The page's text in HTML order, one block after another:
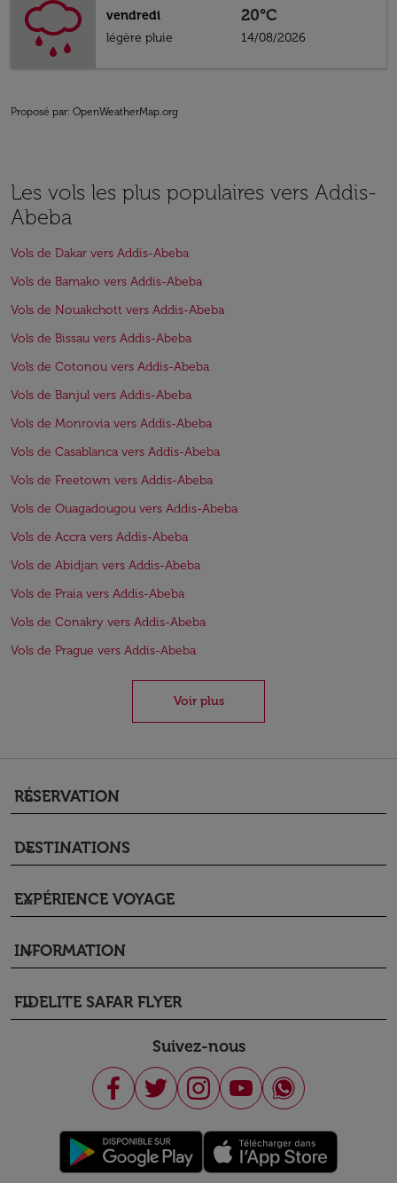
vendredi
légère pluie
20°C
14/08/2026
Proposé par: OpenWeatherMap.org
Les vols les plus populaires vers Addis-
Abeba
Vols de Dakar vers Addis-Abeba
Vols de Bamako vers Addis-Abeba
Vols de Nouakchott vers Addis-Abeba
Vols de Bissau vers Addis-Abeba
Vols de Cotonou vers Addis-Abeba
Vols de Banjul vers Addis-Abeba
Vols de Monrovia vers Addis-Abeba
Vols de Casablanca vers Addis-Abeba
Vols de Freetown vers Addis-Abeba
Vols de Ouagadougou vers Addis-Abeba
Vols de Accra vers Addis-Abeba
Vols de Abidjan vers Addis-Abeba
Vols de Praia vers Addis-Abeba
Vols de Conakry vers Addis-Abeba
Vols de Prague vers Addis-Abeba
Voir plus
RÉSERVATION
keyboard_arrow_down
DESTINATIONS
keyboard_arrow_down
EXPÉRIENCE VOYAGE
keyboard_arrow_down
INFORMATION
keyboard_arrow_down
FIDELITE SAFAR FLYER
keyboard_arrow_down
Suivez-nous